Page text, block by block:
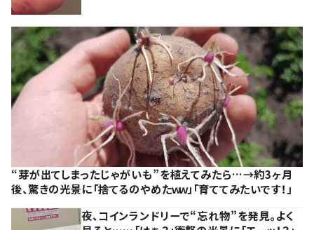
“芽が出てしまったじゃがいも”を植えてみたら…→約3ヶ月
後、驚きの光景に「捨てるのやめたｗｗ」「育ててみたいです！」
夜、コインランドリーで“忘れ物”を発見。よく